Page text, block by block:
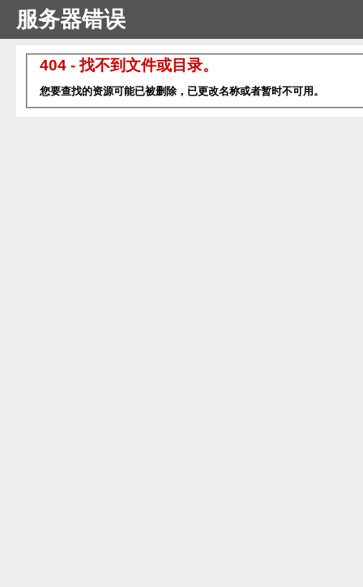
服务器错误
404 - 找不到文件或目录。
您要查找的资源可能已被删除，已更改名称或者暂时不可用。